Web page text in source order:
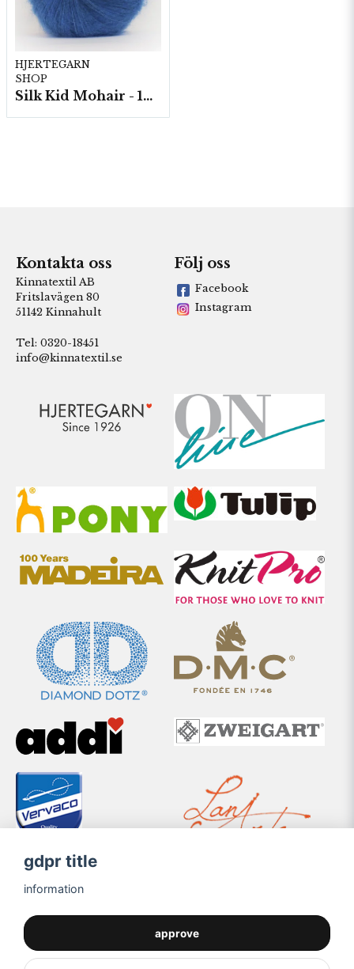
HJERTEGARN
SHOP
Silk Kid Mohair - 10 nystan á 25g./fp.
Kontakta oss
Kinnatextil AB
Fritslavägen 80
51142 Kinnahult
Tel: 0320-18451
info@kinnatextil.se
Följ oss
Facebook
Instagram
gdpr title
information
approve